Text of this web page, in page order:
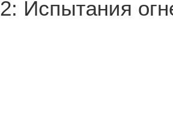
2: Испытания